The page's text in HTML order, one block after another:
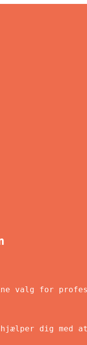
valg for
hjælper dig